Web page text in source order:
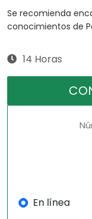
Se recomienda
conocimientos de
14 Horas
En línea